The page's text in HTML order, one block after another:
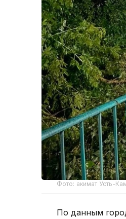
Фото: акимат Усть-
По данным